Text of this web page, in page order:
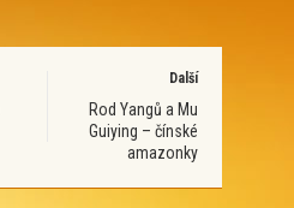
Další
Rod Yangů a Mu
Guiying – čínské
amazonky